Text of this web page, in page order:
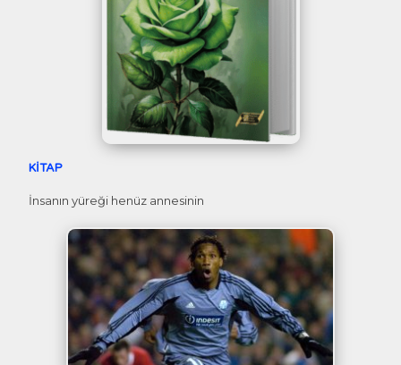
KİTAP
İnsanın yüreği henüz annesinin